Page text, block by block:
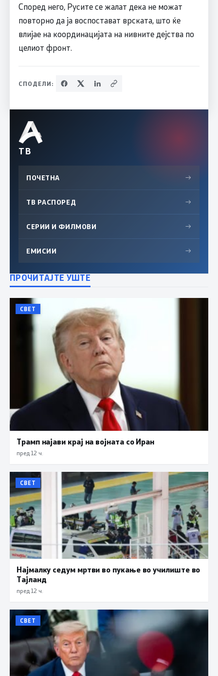
Според него, Русите се жалат дека не можат
повторно да ја воспостават врската, што ќе
влијае на координацијата на нивните дејства по
целиот фронт.
СПОДЕЛИ:
ТВ
ПОЧЕТНА →
ТВ РАСПОРЕД →
СЕРИИ И ФИЛМОВИ →
ЕМИСИИ →
ПРОЧИТАЈТЕ УШТЕ
СВЕТ
Трамп најави крај на војната со Иран
пред 12 ч.
СВЕТ
Најмалку седум мртви во пукање во училиште во
Тајланд
пред 12 ч.
СВЕТ